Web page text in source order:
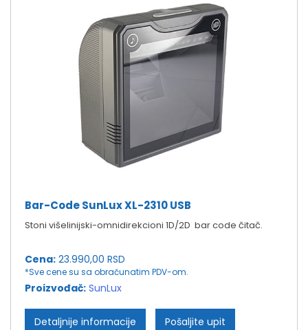
Bar-Code SunLux XL-2310 USB
Stoni višelinijski-omnidirekcioni 1D/2D bar code čitač.
Cena: 23.990,00 RSD
*Sve cene su sa obračunatim PDV-om.
Proizvođač: SunLux
Detaljnije informacije Pošaljite upit